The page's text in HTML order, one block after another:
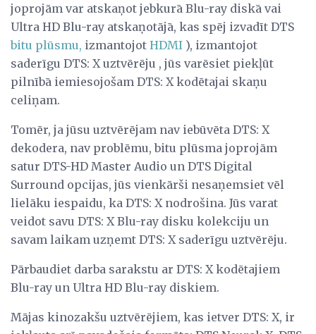
joprojām var atskaņot jebkurā Blu-ray diskā vai
Ultra HD Blu-ray atskaņotājā, kas spēj izvadīt DTS
bitu plūsmu, izmantojot HDMI ), izmantojot
saderīgu DTS: X uztvērēju , jūs varēsiet piekļūt
pilnībā iemiesojošam DTS: X kodētajai skaņu
celiņam.
Tomēr, ja jūsu uztvērējam nav iebūvēta DTS: X
dekodera, nav problēmu, bitu plūsma joprojām
satur DTS-HD Master Audio un DTS Digital
Surround opcijas, jūs vienkārši nesaņemsiet vēl
lielāku iespaidu, ka DTS: X nodrošina. Jūs varat
veidot savu DTS: X Blu-ray disku kolekciju un
savam laikam uzņemt DTS: X saderīgu uztvērēju.
Pārbaudiet darba sarakstu ar DTS: X kodētajiem
Blu-ray un Ultra HD Blu-ray diskiem.
Mājas kinozakšu uztvērējiem, kas ietver DTS: X, ir